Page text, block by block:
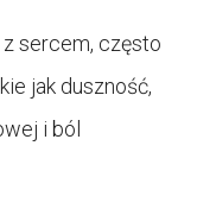
sercem, często
jak duszność,
i ból